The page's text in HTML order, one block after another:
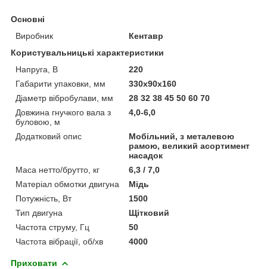
Основні
Виробник
Кентавр
Користувальницькі характеристики
Напруга, В
220
Габарити упаковки, мм
330х90х160
Діаметр вібробулави, мм
28 32 38 45 50 60 70
Довжина гнучкого вала з
буловою, м
4,0-6,0
Додатковий опис
Мобільний, з металевою
рамою, великий асортимент
насадок
Маса нетто/брутто, кг
6,3 / 7,0
Матеріал обмотки двигуна
Мідь
Потужність, Вт
1500
Тип двигуна
Щітковий
Частота струму, Гц
50
Частота вібрації, об/хв
4000
Приховати